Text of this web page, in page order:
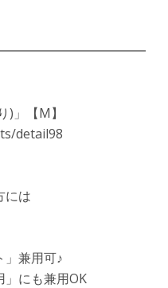
)」【M】
detail98
には
」兼用可♪
」にも兼用OK